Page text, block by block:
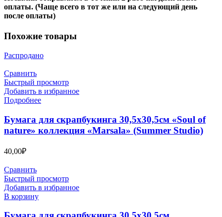
оплаты. (Чаще всего в тот же или на следующий день
после оплаты)
Похожие товары
Распродано
Сравнить
Быстрый просмотр
Добавить в избранное
Подробнее
Бумага для скрапбукинга 30,5х30,5см «Soul of
nature» коллекция «Marsala» (Summer Studio)
40,00₽
Сравнить
Быстрый просмотр
Добавить в избранное
В корзину